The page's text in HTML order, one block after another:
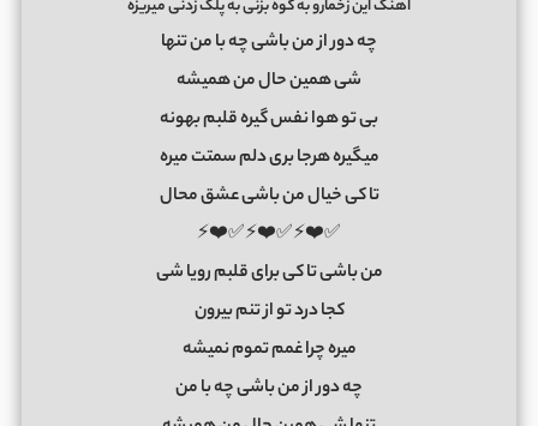
اهنگ این زخمارو به کوه بزنی به پلک زدنی میریزه
چه دور از من باشی چه با من تنها
شی همین حال من همیشه
بی تو هوا نفس گیره قلبم بهونه
میگیره هرجا بری دلم سمتت میره
تا کی خیال من باشی عشق محال
✅❤️⚡✅❤️⚡✅❤️⚡
من باشی تا کی برای قلبم رویا شی
کجا درد تو از تنم بیرون
میره چرا غمم تموم نمیشه
چه دور از من باشی چه با من